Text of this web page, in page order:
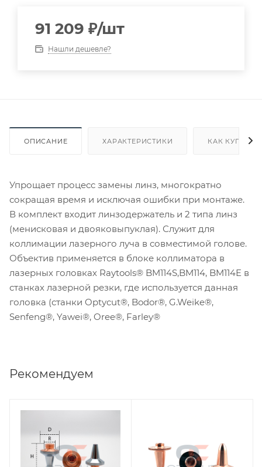
91 209 ₽/шт
Нашли дешевле?
ОПИСАНИЕ ХАРАКТЕРИСТИКИ КАК КУПИТЬ
Упрощает процесс замены линз, многократно
сокращая время и исключая ошибки при монтаже.
В комплект входит линзодержатель и 2 типа линз
(менисковая и двояковыпуклая). Служит для
коллимации лазерного луча в совместимой голове.
Объектив применяется в блоке коллиматора в
лазерных головках Raytools® BM114S,BM114, BM114E в
станках лазерной резки, где используется данная
головка (станки Optycut®, Bodor®, G.Weike®,
Senfeng®, Yawei®, Oree®, Farley®
Рекомендуем